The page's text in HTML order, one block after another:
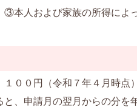
び家族の所得によって
１００円（令和７年４月時点）
、申請月の翌月からの分を